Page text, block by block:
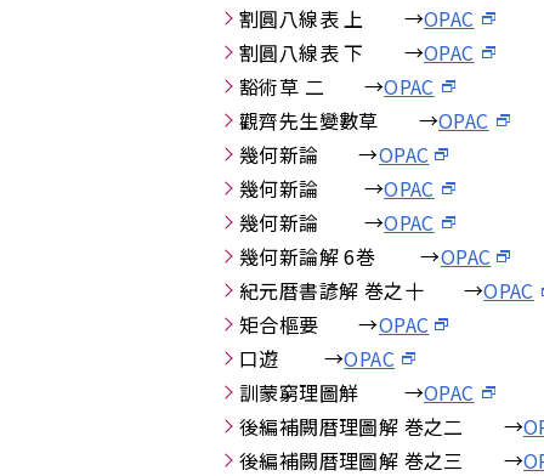
割圓八線表 上 →OPAC
割圓八線表 下 →OPAC
豁術草 二 →OPAC
觀齊先生變數草 →OPAC
幾何新論 →OPAC
幾何新論 →OPAC
幾何新論 →OPAC
幾何新論解 6巻 →OPAC
紀元暦書諺解 巻之十 →OPAC
矩合樞要 →OPAC
口遊 →OPAC
訓蒙窮理圖觧 →OPAC
後編補闕暦理圖解 巻之二 →
後編補闕暦理圖解 巻之三 →